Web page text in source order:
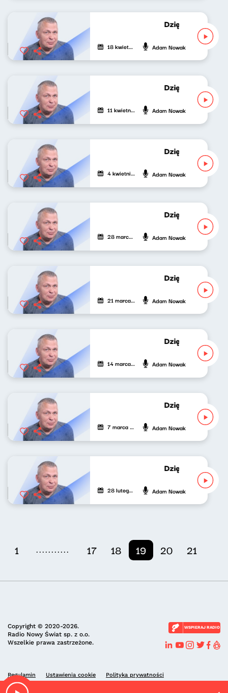
Dziękuję za
18 kwietnia 2022 Adam Nowak
Dziękuję za
11 kwietnia 2022 Adam Nowak
Dziękuję za
4 kwietnia 2022 Adam Nowak
Dziękuję za
28 marca 2022 Adam Nowak
Dziękuję za
21 marca 2022 Adam Nowak
Dziękuję za
14 marca 2022 Adam Nowak
Dziękuję za
7 marca 2022 Adam Nowak
Dziękuję za
28 lutego 2022 Adam Nowak
1 ........... 17 18 19 20 21
Copyright © 2020-2026.
Radio Nowy Świat sp. z o.o.
Wszelkie prawa zastrzeżone.
WSPIERAJ RADIO
Regulamin Ustawienia cookie Polityka prywatności